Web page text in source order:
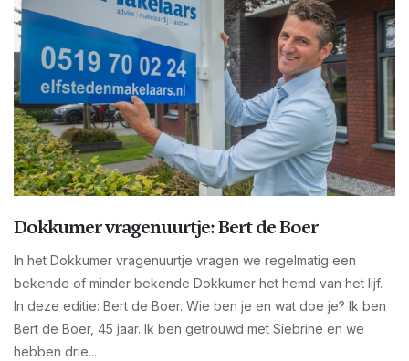
Dokkumer vragenuurtje: Bert de Boer
In het Dokkumer vragenuurtje vragen we regelmatig een
bekende of minder bekende Dokkumer het hemd van het lijf.
In deze editie: Bert de Boer. Wie ben je en wat doe je? Ik ben
Bert de Boer, 45 jaar. Ik ben getrouwd met Siebrine en we
hebben drie...